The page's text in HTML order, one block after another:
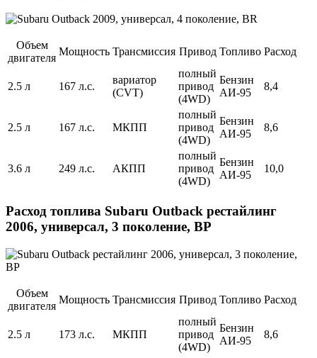
Объем
двигателя
Мощность Трансмиссия Привод Топливо Расход
2.5 л 167 л.с.
вариатор
(CVT)
полный
привод
(4WD)
Бензин
АИ-95
8,4
2.5 л 167 л.с. МКПП
полный
привод
(4WD)
Бензин
АИ-95
8,6
3.6 л 249 л.с. АКПП
полный
привод
(4WD)
Бензин
АИ-95
10,0
Расход топлива Subaru Outback рестайлинг
2006, универсал, 3 поколение, BP
Объем
двигателя
Мощность Трансмиссия Привод Топливо Расход
2.5 л 173 л.с. МКПП
полный
привод
(4WD)
Бензин
АИ-95
8,6